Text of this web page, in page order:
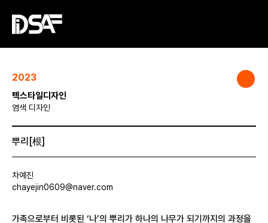
2023
텍스타일디자인
염색 디자인
뿌리[根]
차예진
chayejin0609@naver.com
가족으로부터 비롯된 ‘나’의 뿌리가 하나의 나무가 되기까지의 과정을